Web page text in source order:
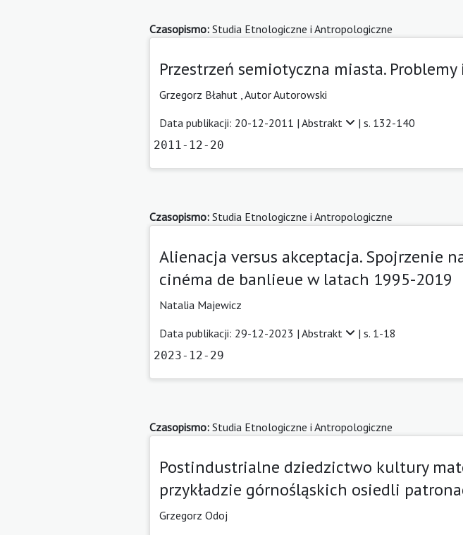
Czasopismo: Studia Etnologiczne i Antropologiczne
Przestrzeń semiotyczna miasta.
Grzegorz Błahut , Autor Autorowski
Data publikacji: 20-12-2011 | Abstrakt | s. 132-140
2011-12-20
Czasopismo: Studia Etnologiczne i Antropologiczne
Alienacja versus akceptacja. Spojrzenie
cinéma de banlieue w latach 1995-2019
Natalia Majewicz
Data publikacji: 29-12-2023 | Abstrakt | s. 1-18
2023-12-29
Czasopismo: Studia Etnologiczne i Antropologiczne
Postindustrialne dziedzictwo kultury
przykładzie górnośląskich osiedli
Grzegorz Odoj